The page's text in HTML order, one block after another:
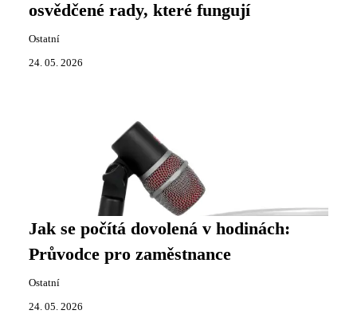
osvědčené rady, které fungují
Ostatní
24. 05. 2026
Jak se počítá dovolená v hodinách:
Průvodce pro zaměstnance
Ostatní
24. 05. 2026